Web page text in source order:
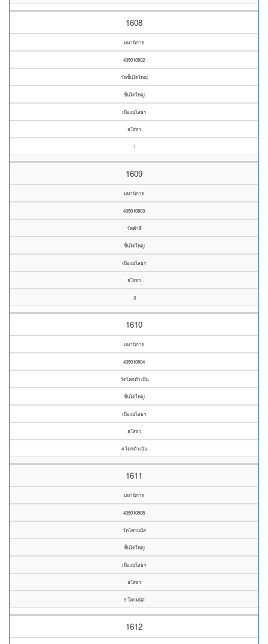
1608
มหานิกาย
435010802
วัดขั้นไดใหญ่
ขั้นไดใหญ่
เมืองยโสธร
ยโสธร
1
1609
มหานิกาย
435010803
วัดคำฮี
ขั้นไดใหญ่
เมืองยโสธร
ยโสธร
3
1610
มหานิกาย
435010804
วัดโคกดำเนิน
ขั้นไดใหญ่
เมืองยโสธร
ยโสธร
4 โคกดำเนิน
1611
มหานิกาย
435010805
วัดโคกมนัส
ขั้นไดใหญ่
เมืองยโสธร
ยโสธร
9 โคกมนัส
1612